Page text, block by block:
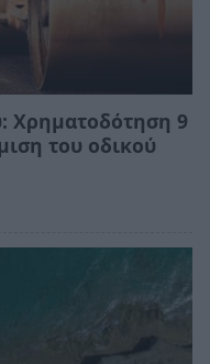
Χρηματοδότηση 9
του οδικού